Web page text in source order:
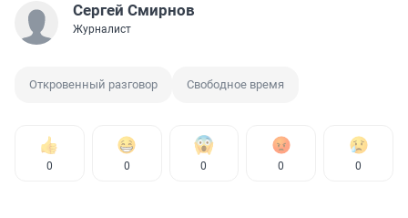
Сергей Смирнов
Журналист
Откровенный разговор Свободное время
0 0 0 0 0